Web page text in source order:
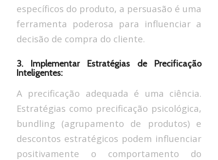
específicos do produto, a persuasão é uma
ferramenta poderosa para influenciar a
decisão de compra do cliente.
3. Implementar Estratégias de Precificação
Inteligentes:
A precificação adequada é uma ciência.
Estratégias como precificação psicológica,
bundling (agrupamento de produtos) e
descontos estratégicos podem influenciar
positivamente o comportamento do